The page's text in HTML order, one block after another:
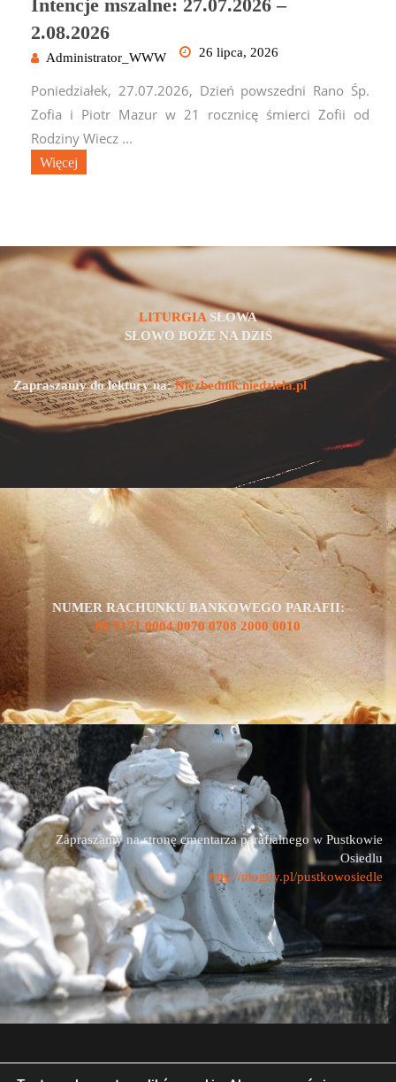
Intencje mszalne: 27.07.2026 –
2.08.2026
Administrator_WWW 26 lipca, 2026
Poniedziałek, 27.07.2026, Dzień powszedni Rano Śp.
Zofia i Piotr Mazur w 21 rocznicę śmierci Zofii od
Rodziny Wiecz ...
Więcej
LITURGIA SŁOWA
SŁOWO BOŻE NA DZIŚ
Zapraszamy do lektury na:Niezbednik.niedziela.pl
NUMER RACHUNKU BANKOWEGO PARAFII:
88 9171 0004 0070 0708 2000 0010
Zapraszamy na stronę cmentarza parafialnego w Pustkowie
Osiedlu
http://mogily.pl/pustkowosiedle